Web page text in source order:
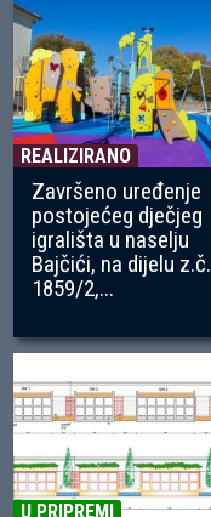
REALIZIRANO
Završeno uređenje
postojećeg dječjeg
igrališta u naselju
Bajčići, na dijelu z.č.
1859/2,...
U PRIPREMI